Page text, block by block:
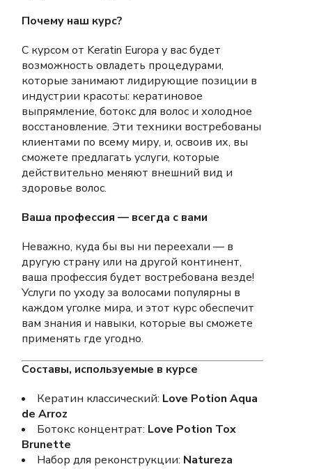
Почему наш курс?
С курсом от Keratin Europa у вас будет
возможность овладеть процедурами,
которые занимают лидирующие позиции в
индустрии красоты: кератиновое
выпрямление, ботокс для волос и холодное
восстановление. Эти техники востребованы
клиентами по всему миру, и, освоив их, вы
сможете предлагать услуги, которые
действительно меняют внешний вид и
здоровье волос.
Ваша профессия — всегда с вами
Неважно, куда бы вы ни переехали — в
другую страну или на другой континент,
ваша профессия будет востребована везде!
Услуги по уходу за волосами популярны в
каждом уголке мира, и этот курс обеспечит
вам знания и навыки, которые вы сможете
применять где угодно.
Составы, используемые в курсе
Кератин классический: Love Potion Aqua
de Arroz
Ботокс концентрат: Love Potion Tox
Brunette
Набор для реконструкции: Natureza